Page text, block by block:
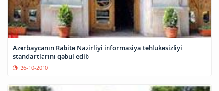
Azərbaycanın Rabitə Nazirliyi informasiya təhlükəsizliyi
standartlarını qəbul edib
26-10-2010